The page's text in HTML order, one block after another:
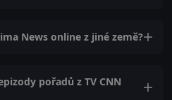
News online z jiné země?
pořadů z TV CNN